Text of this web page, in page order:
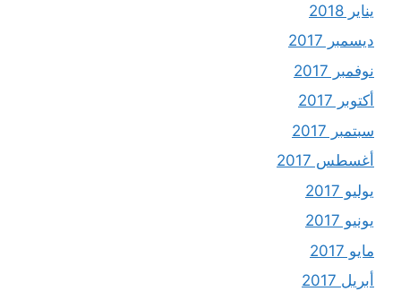
يناير 2018
ديسمبر 2017
نوفمبر 2017
أكتوبر 2017
سبتمبر 2017
أغسطس 2017
يوليو 2017
يونيو 2017
مايو 2017
أبريل 2017